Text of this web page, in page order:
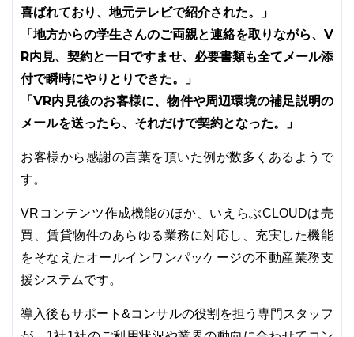
喜ばれており、地元テレビで紹介された。」
「地方からの学生さんのご両親と連絡を取りながら、V
R内見、契約と一日ですませ、必要書類も全てメール添
付で瞬時にやりとりできた。」
「VR内見後のお客様に、物件や周辺環境の補足説明の
メールを送ったら、それだけで契約となった。」
お客様から感謝の言葉を頂いた例が数多くあるようで
す。
VRコンテンツ作成機能のほか、いえらぶCLOUDは売
買、賃貸物件のあらゆる業務に対応し、充実した機能
をそなえたオールインワンパッケージの不動産業務支
援システムです。
導入後もサポート&コンサルの役割を担う専門スタッフ